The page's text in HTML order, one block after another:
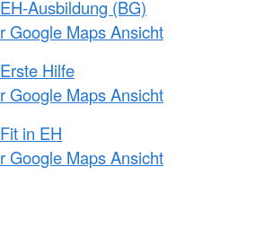
Ausbildung (BG)
Google Maps Ansicht
Hilfe
Google Maps Ansicht
in EH
Google Maps Ansicht